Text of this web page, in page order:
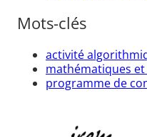
Mots-clés
activité
mathématiques
programme de